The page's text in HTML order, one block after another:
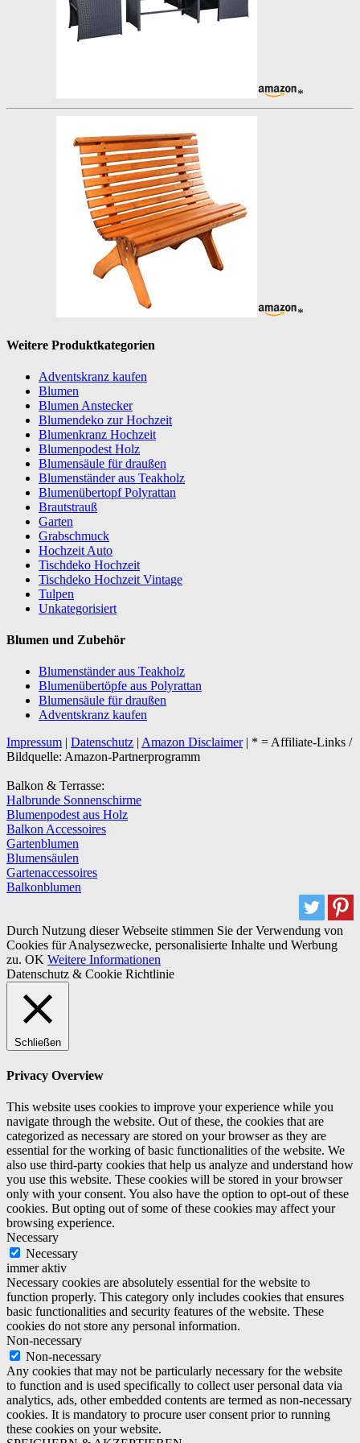
*
*
Weitere Produktkategorien
Adventskranz kaufen
Blumen
Blumen Anstecker
Blumendeko zur Hochzeit
Blumenkranz Hochzeit
Blumenpodest Holz
Blumensäule für draußen
Blumenständer aus Teakholz
Blumenübertopf Polyrattan
Brautstrauß
Garten
Grabschmuck
Hochzeit Auto
Tischdeko Hochzeit
Tischdeko Hochzeit Vintage
Tulpen
Unkategorisiert
Blumen und Zubehör
Blumenständer aus Teakholz
Blumenübertöpfe aus Polyrattan
Blumensäule für draußen
Adventskranz kaufen
Impressum | Datenschutz | Amazon Disclaimer| * = Affiliate-Links /
Bildquelle: Amazon-Partnerprogramm
Balkon & Terrasse:
Halbrunde Sonnenschirme
Blumenpodest aus Holz
Balkon Accessoires
Gartenblumen
Blumensäulen
Gartenaccessoires
Balkonblumen
Durch Nutzung dieser Webseite stimmen Sie der Verwendung von
Cookies für Analysezwecke, personalisierte Inhalte und Werbung
zu. OK Weitere Informationen
Datenschutz & Cookie Richtlinie
Schließen
Privacy Overview
This website uses cookies to improve your experience while you
navigate through the website. Out of these, the cookies that are
categorized as necessary are stored on your browser as they are
essential for the working of basic functionalities of the website. We
also use third-party cookies that help us analyze and understand how
you use this website. These cookies will be stored in your browser
only with your consent. You also have the option to opt-out of these
cookies. But opting out of some of these cookies may affect your
browsing experience.
Necessary
Necessary
immer aktiv
Necessary cookies are absolutely essential for the website to
function properly. This category only includes cookies that ensures
basic functionalities and security features of the website. These
cookies do not store any personal information.
Non-necessary
Non-necessary
Any cookies that may not be particularly necessary for the website
to function and is used specifically to collect user personal data via
analytics, ads, other embedded contents are termed as non-necessary
cookies. It is mandatory to procure user consent prior to running
these cookies on your website.